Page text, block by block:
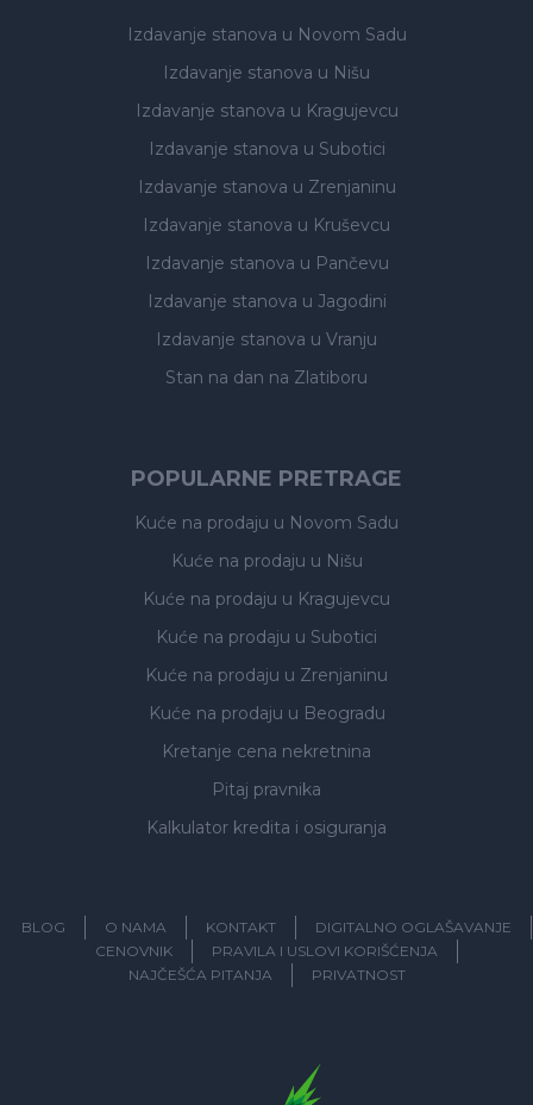
Izdavanje stanova u Novom Sadu
Izdavanje stanova u Nišu
Izdavanje stanova u Kragujevcu
Izdavanje stanova u Subotici
Izdavanje stanova u Zrenjaninu
Izdavanje stanova u Kruševcu
Izdavanje stanova u Pančevu
Izdavanje stanova u Jagodini
Izdavanje stanova u Vranju
Stan na dan na Zlatiboru
POPULARNE PRETRAGE
Kuće na prodaju u Novom Sadu
Kuće na prodaju u Nišu
Kuće na prodaju u Kragujevcu
Kuće na prodaju u Subotici
Kuće na prodaju u Zrenjaninu
Kuće na prodaju u Beogradu
Kretanje cena nekretnina
Pitaj pravnika
Kalkulator kredita i osiguranja
BLOG O NAMA KONTAKT
DIGITALNO OGLAŠAVANJE
CENOVNIK
PRAVILA I USLOVI KORIŠĆENJA
NAJČEŠĆA PITANJA
PRIVATNOST